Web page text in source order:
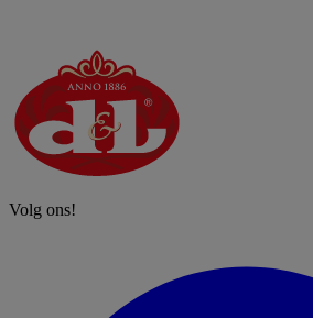
Volg ons!